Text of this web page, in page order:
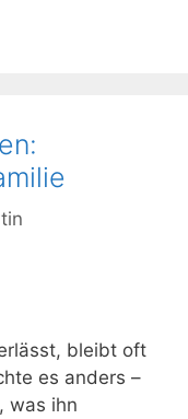
bleibt oft
es anders –
was ihn